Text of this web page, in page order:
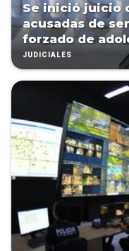
Se inició juicio
acusadas de
forzado de
JUDICIALES